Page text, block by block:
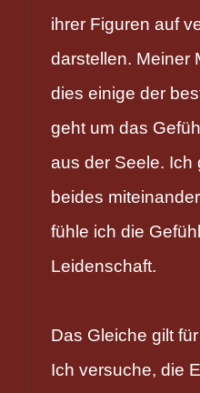
ihrer Figuren auf
darstellen. Meiner
dies einige der
geht um das
aus der Seele. Ich
beides
fühle ich die
Leidenschaft.
Das Gleiche gilt
Ich versuche, die